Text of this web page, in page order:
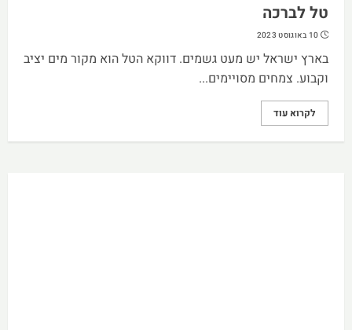
טל לברכה
10 באוגוסט 2023
בארץ ישראל יש מעט גשמים. דווקא הטל הוא מקור מים יציב
וקבוע. צמחים מסויימים...
לקרוא עוד